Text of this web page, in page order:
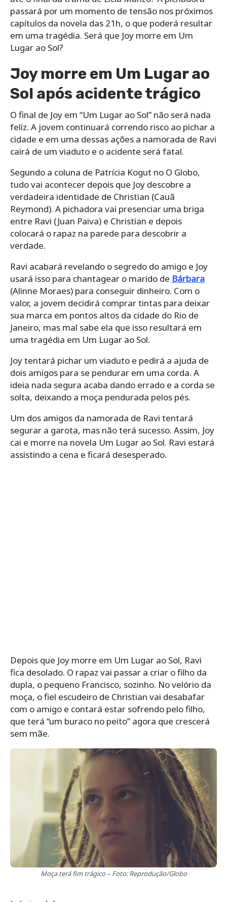
passará por um momento de tensão nos próximos
capítulos da novela das 21h, o que poderá resultar
em uma tragédia. Será que Joy morre em Um
Lugar ao Sol?
Joy morre em Um Lugar ao
Sol após acidente trágico
O final de Joy em “Um Lugar ao Sol” não será nada
feliz. A jovem continuará correndo risco ao pichar a
cidade e em uma dessas ações a namorada de Ravi
cairá de um viaduto e o acidente será fatal.
Segundo a coluna de Patrícia Kogut no O Globo,
tudo vai acontecer depois que Joy descobre a
verdadeira identidade de Christian (Cauã
Reymond). A pichadora vai presenciar uma briga
entre Ravi (Juan Paiva) e Christian e depois
colocará o rapaz na parede para descobrir a
verdade.
Ravi acabará revelando o segredo do amigo e Joy
usará isso para chantagear o marido de Bárbara
(Alinne Moraes) para conseguir dinheiro. Com o
valor, a jovem decidirá comprar tintas para deixar
sua marca em pontos altos da cidade do Rio de
Janeiro, mas mal sabe ela que isso resultará em
uma tragédia em Um Lugar ao Sol.
Joy tentará pichar um viaduto e pedirá a ajuda de
dois amigos para se pendurar em uma corda. A
ideia nada segura acaba dando errado e a corda se
solta, deixando a moça pendurada pelos pés.
Um dos amigos da namorada de Ravi tentará
segurar a garota, mas não terá sucesso. Assim, Joy
cai e morre na novela Um Lugar ao Sol. Ravi estará
assistindo a cena e ficará desesperado.
Depois que Joy morre em Um Lugar ao Sol, Ravi
fica desolado. O rapaz vai passar a criar o filho da
dupla, o pequeno Francisco, sozinho. No velório da
moça, o fiel escudeiro de Christian vai desabafar
com o amigo e contará estar sofrendo pelo filho,
que terá “um buraco no peito” agora que crescerá
sem mãe.
Moça terá fim trágico – Foto: Reprodução/Globo